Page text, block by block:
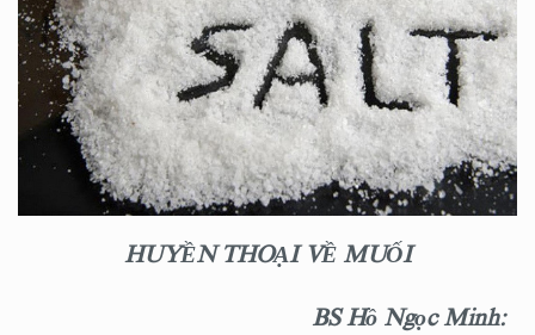
HUYỀN THOẠI VỀ MUỐI
BS Hồ Ngọc Minh: